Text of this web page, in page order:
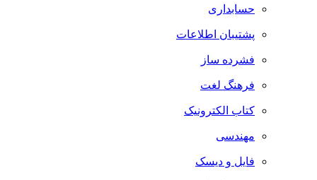
حسابداری
پشتیبان اطلاعات
فشرده ساز
فرهنگ لغت
کتاب الکترونیک
مهندسی
فایل و دیسک